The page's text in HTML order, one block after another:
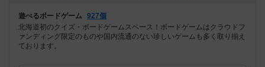
遊べるボードゲーム 927個
北海道初のクイズ・ボードゲームスペース！ボードゲームはクラウドフ
ァンディング限定のものや国内流通のない珍しいゲームも多く取り揃え
ております。